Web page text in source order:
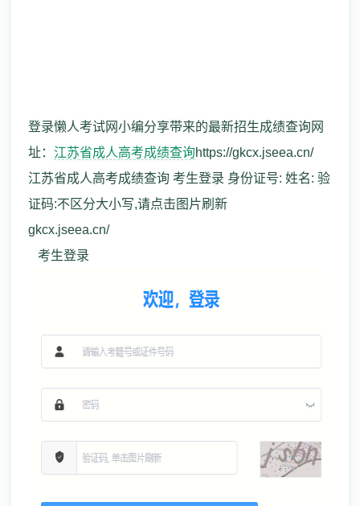
登录懒人考试网小编分享带来的最新招生成绩查询网
址： 江苏省成人高考成绩查询https://gkcx.jseea.cn/
江苏省成人高考成绩查询 考生登录 身份证号: 姓名: 验
证码:不区分大小写,请点击图片刷新
gkcx.jseea.cn/
考生登录